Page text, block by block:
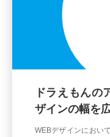
ドラえもんの
ザインの幅を
WEBデザインにおい